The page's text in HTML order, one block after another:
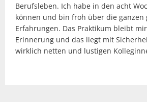
Berufsleben. Ich habe in den acht
können und bin froh über die ganzen
Erfahrungen. Das Praktikum bleibt
Erinnerung und das liegt mit
wirklich netten und lustigen